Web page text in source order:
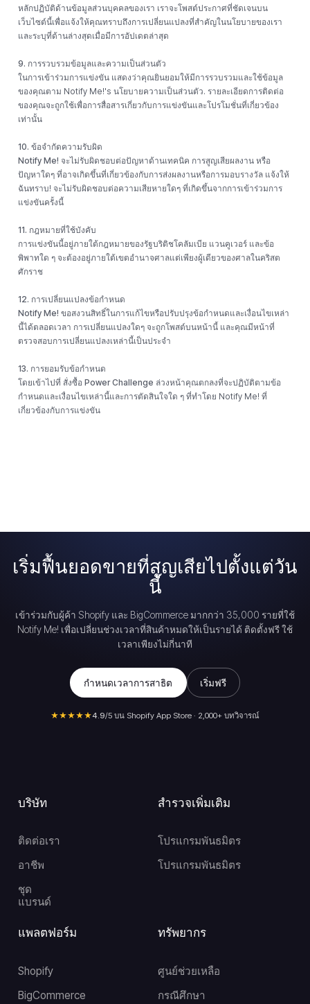
หลักปฏิบัติด้านข้อมูลส่วนบุคคลของเรา เราจะโพสต์ประกาศที่ชัดเจนบน
เว็บไซต์นี้เพื่อแจ้งให้คุณทราบถึงการเปลี่ยนแปลงที่สำคัญในนโยบายของเรา
และระบุที่ด้านล่างสุดเมื่อมีการอัปเดตล่าสุด
9. การรวบรวมข้อมูลและความเป็นส่วนตัว
ในการเข้าร่วมการแข่งขัน แสดงว่าคุณยินยอมให้มีการรวบรวมและใช้ข้อมูล
ของคุณตาม Notify Me!'s นโยบายความเป็นส่วนตัว. รายละเอียดการติดต่อ
ของคุณจะถูกใช้เพื่อการสื่อสารเกี่ยวกับการแข่งขันและโปรโมชั่นที่เกี่ยวข้อง
เท่านั้น
10. ข้อจำกัดความรับผิด
Notify Me! จะไม่รับผิดชอบต่อปัญหาด้านเทคนิค การสูญเสียผลงาน หรือ
ปัญหาใดๆ ที่อาจเกิดขึ้นที่เกี่ยวข้องกับการส่งผลงานหรือการมอบรางวัล แจ้งให้
ฉันทราบ! จะไม่รับผิดชอบต่อความเสียหายใดๆ ที่เกิดขึ้นจากการเข้าร่วมการ
แข่งขันครั้งนี้
11. กฎหมายที่ใช้บังคับ
การแข่งขันนี้อยู่ภายใต้กฎหมายของรัฐบริติชโคลัมเบีย แวนคูเวอร์ และข้อ
พิพาทใด ๆ จะต้องอยู่ภายใต้เขตอำนาจศาลแต่เพียงผู้เดียวของศาลในคริสต
ศักราช
12. การเปลี่ยนแปลงข้อกำหนด
Notify Me! ขอสงวนสิทธิ์ในการแก้ไขหรือปรับปรุงข้อกำหนดและเงื่อนไขเหล่า
นี้ได้ตลอดเวลา การเปลี่ยนแปลงใดๆ จะถูกโพสต์บนหน้านี้ และคุณมีหน้าที่
ตรวจสอบการเปลี่ยนแปลงเหล่านี้เป็นประจำ
13. การยอมรับข้อกำหนด
โดยเข้าไปที่ สั่งซื้อ Power Challenge ล่วงหน้าคุณตกลงที่จะปฏิบัติตามข้อ
กำหนดและเงื่อนไขเหล่านี้และการตัดสินใจใด ๆ ที่ทำโดย Notify Me! ที่
เกี่ยวข้องกับการแข่งขัน
เริ่มฟื้นยอดขายที่สูญเสียไปตั้งแต่วัน
นี้
เข้าร่วมกับผู้ค้า Shopify และ BigCommerce มากกว่า 35,000 รายที่ใช้
Notify Me! เพื่อเปลี่ยนช่วงเวลาที่สินค้าหมดให้เป็นรายได้ ติดตั้งฟรี ใช้
เวลาเพียงไม่กี่นาที
กำหนดเวลาการสาธิต เริ่มฟรี
★★★★★4.9/5 บน Shopify App Store · 2,000+ บทวิจารณ์
บริษัท
ติดต่อเรา
อาชีพ
ชุด
แบรนด์
ทรัพยากร
ศูนย์ช่วยเหลือ
กรณีศึกษา
สำรวจเพิ่มเติม
โปรแกรมพันธมิตร
โปรแกรมพันธมิตร
แพลตฟอร์ม
Shopify
BigCommerce